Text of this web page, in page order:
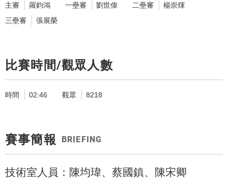
主審 羅鈞鴻 一壘審 劉世偉 二壘審
楊崇煇
三壘審
張展榮
比賽時間/觀眾人數
時間 02:46 觀眾 8218
賽事簡報 BRIEFING
技術室人員：陳均瑋、蔡國鎮、陳宋卿